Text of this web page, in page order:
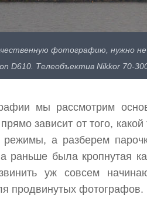
фотографию, нужно
D610. Телеобъектив Nikkor 70-
мы рассмотрим
зависит от того,
а разберем
раньше была кропнутая
уж совсем
продвинутых фотографов.